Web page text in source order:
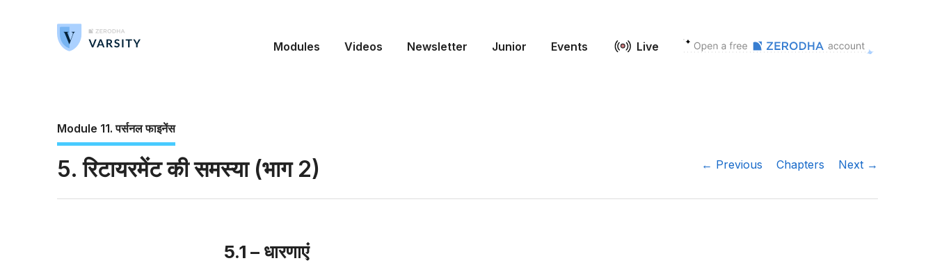
Modules Videos Newsletter Junior Events Live
Module 11. पर्सनल फाइनेंस
5. रिटायरमेंट की समस्या (भाग 2) ← Previous Chapters Next →
5.1 – धारणाएं